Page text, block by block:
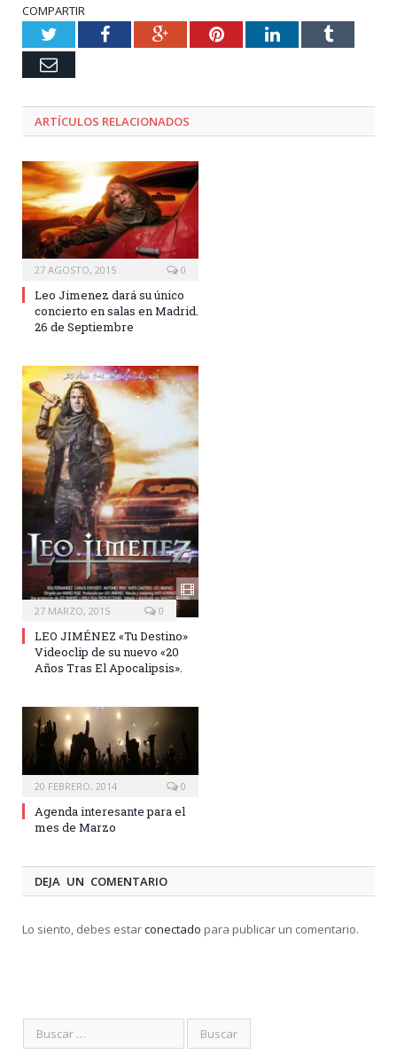
COMPARTIR
TwitterFacebookGoogle+PinterestLinkedInTumblr
Email
ARTÍCULOS RELACIONADOS
27 AGOSTO, 2015 0
Leo Jimenez dará su único
concierto en salas en Madrid.
26 de Septiembre
27 MARZO, 2015 0
LEO JIMÉNEZ «Tu Destino»
Videoclip de su nuevo «20
Años Tras El Apocalipsis».
20 FEBRERO, 2014 0
Agenda interesante para el
mes de Marzo
DEJA UN COMENTARIO
Lo siento, debes estarconectado para publicar un comentario.